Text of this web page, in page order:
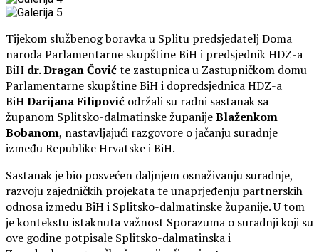
Tijekom službenog boravka u Splitu predsjedatelj Doma
naroda Parlamentarne skupštine BiH i predsjednik HDZ-a
BiH dr. Dragan Čovićte zastupnica u Zastupničkom domu
Parlamentarne skupštine BiH i dopredsjednica HDZ-a
BiHDarijana Filipović održali su radni sastanak sa
županom Splitsko-dalmatinske županijeBlaženkom
Bobanom, nastavljajući razgovore o jačanju suradnje
između Republike Hrvatske i BiH.
Sastanak je bio posvećen daljnjem osnaživanju suradnje,
razvoju zajedničkih projekata te unaprjeđenju partnerskih
odnosa između BiH i Splitsko-dalmatinske županije. U tom
je kontekstu istaknuta važnost Sporazuma o suradnji koji su
ove godine potpisale Splitsko-dalmatinska i